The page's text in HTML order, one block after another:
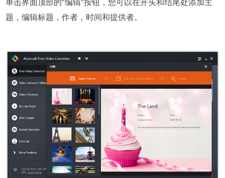
单击界面顶部的“编辑”按钮，您可以在开头和结尾处添加主
题，编辑标题，作者，时间和提供者。